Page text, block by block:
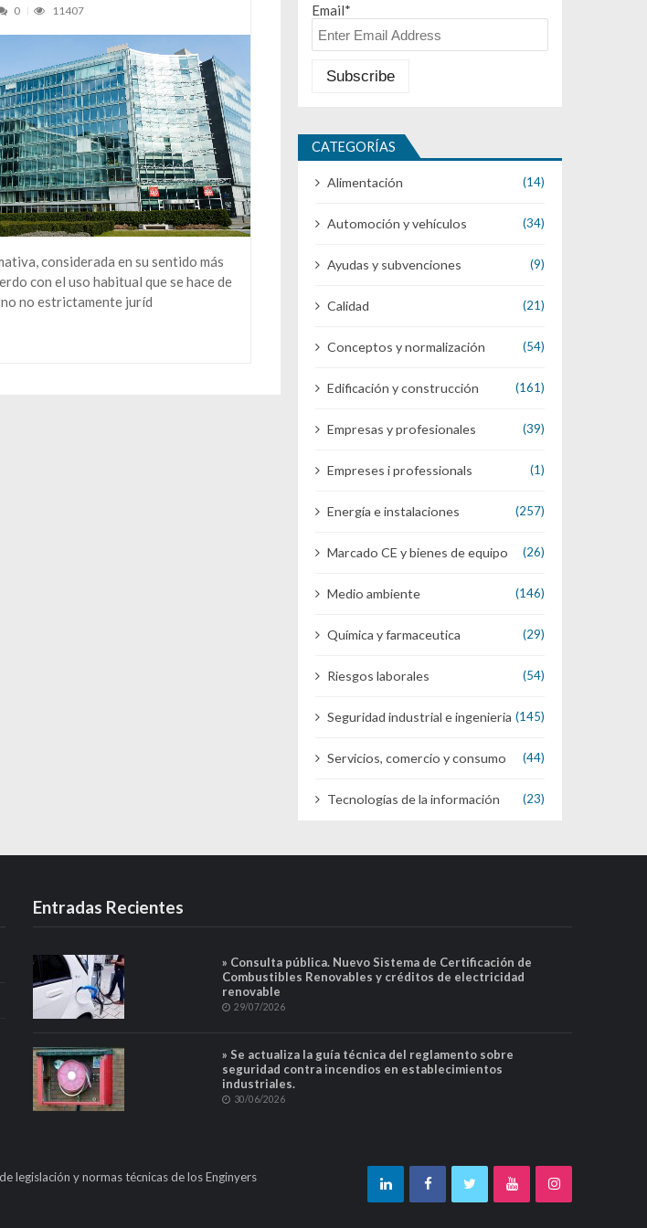
0 11407
considerada en su sentido más
con el uso habitual que se hace de
no estrictamente juríd
Email*
CATEGORÍAS
Alimentación (14)
Automoción y vehículos (34)
Ayudas y subvenciones (9)
Calidad (21)
Conceptos y normalización (54)
Edificación y construcción (161)
Empresas y profesionales (39)
Empreses i professionals (1)
Energía e instalaciones (257)
Marcado CE y bienes de equipo (26)
Medio ambiente (146)
Química y farmaceutica (29)
Riesgos laborales (54)
Seguridad industrial e ingenieria (145)
Servicios, comercio y consumo (44)
Tecnologías de la información (23)
Entradas Recientes
» Consulta pública. Nuevo Sistema de Certificación de
Combustibles Renovables y créditos de electricidad
renovable
29/07/2026
» Se actualiza la guía técnica del reglamento sobre
seguridad contra incendios en establecimientos
industriales.
30/06/2026
legislación y normas técnicas de los Enginyers